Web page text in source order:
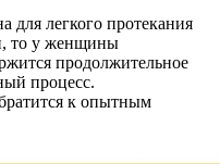
для легкого протекания
то у женщины
продолжительное
процесс.
к опытным